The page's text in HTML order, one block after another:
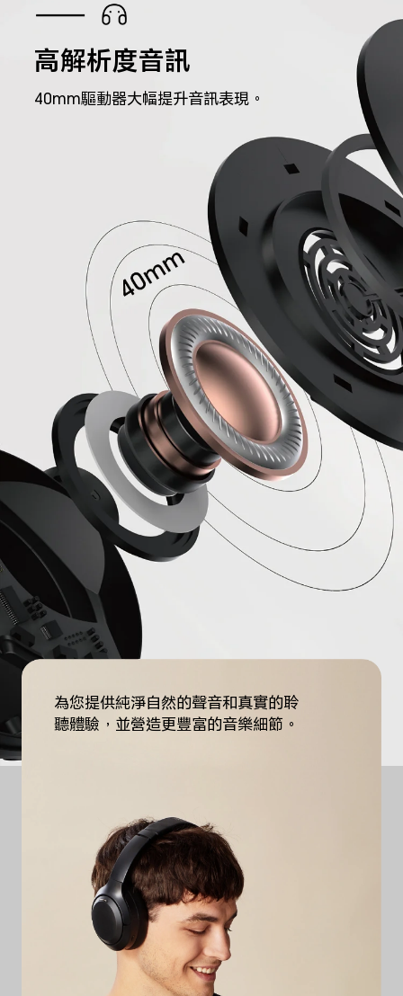
高解析度音訊
40mm驅動器大幅提升音訊表現。
為您提供純淨自然的聲音和真實的聆
聽體驗，並營造更豐富的音樂細節。